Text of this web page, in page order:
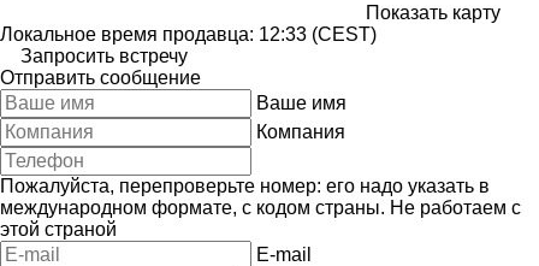
Показать карту
Локальное время продавца: 12:33 (CEST)
Запросить встречу
Отправить сообщение
Ваше имя
Компания
Пожалуйста, перепроверьте номер: его надо указать в
международном формате, с кодом страны. Не работаем с
этой страной
E-mail